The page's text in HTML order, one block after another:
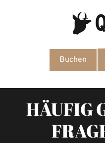
Buchen
HÄUFIG